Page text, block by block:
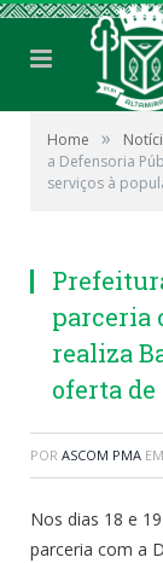
Home »
a Defensoria
serviços à
parceria
realiza
oferta
POR ASCOM PMA EM
Nos dias 18 e
parceria com a